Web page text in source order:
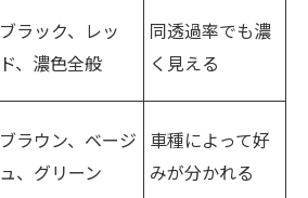
ブラック、レッ
ド、濃色全般
同透過率でも濃
く見える
ブラウン、ベージ
ュ、グリーン
車種によって好
みが分かれる